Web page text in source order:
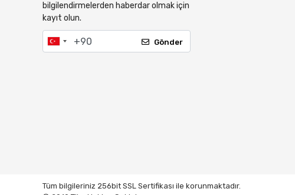
bilgilendirmelerden haberdar olmak için
kayıt olun.
Gönder
Tüm bilgileriniz 256bit SSL Sertifikası ile korunmaktadır.